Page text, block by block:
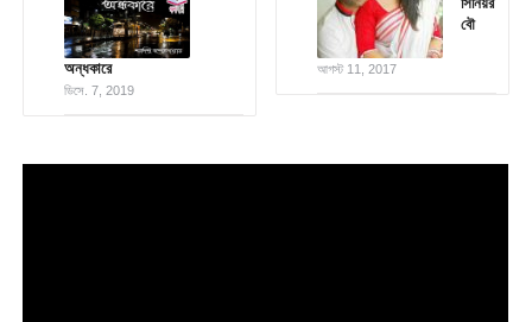
অন্ধকারে
ডিসে. 7, 2019
বৌ
আগস্ট 11, 2017